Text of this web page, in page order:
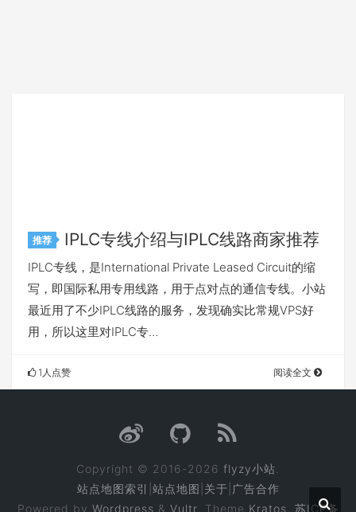
推荐 IPLC专线介绍与IPLC线路商家推荐
IPLC专线，是International Private Leased Circuit的缩
写，即国际私用专用线路，用于点对点的通信专线。小站
最近用了不少IPLC线路的服务，发现确实比常规VPS好
用，所以这里对IPLC专…
1人点赞 阅读全文
Copyright © 2016-2026 flyzy小站
站点地图索引 站点地图 关于 广告合作
Powered by Wordpress & Vultr. Theme Kratos. 苏ICP备